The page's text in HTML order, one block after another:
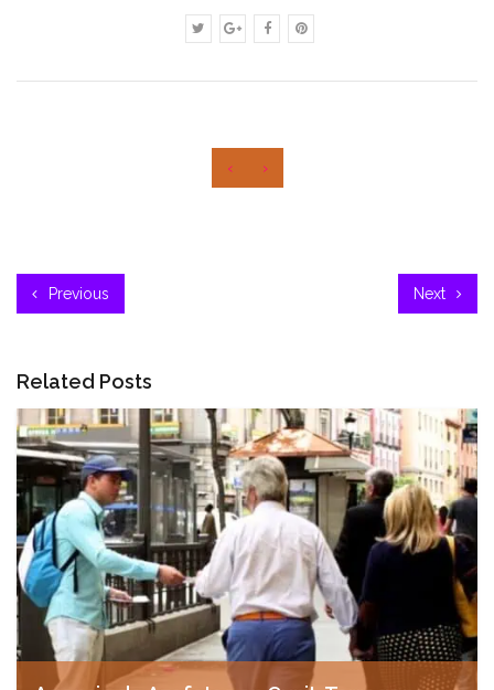
‹ ›
Previous Next
Related Posts